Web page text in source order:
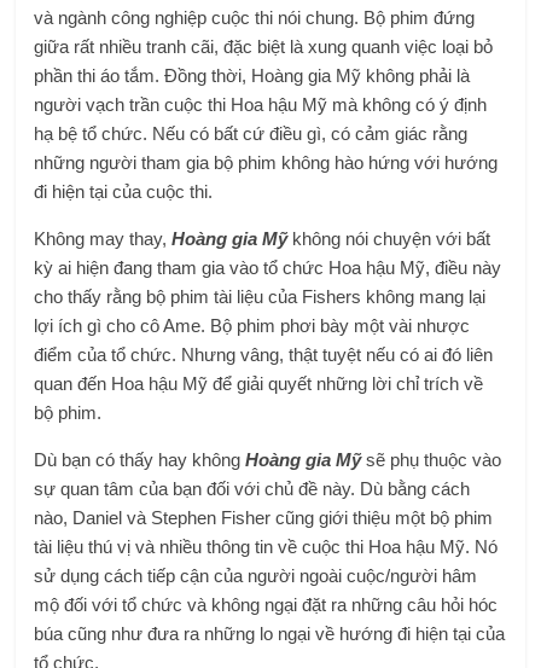
và ngành công nghiệp cuộc thi nói chung. Bộ phim đứng
giữa rất nhiều tranh cãi, đặc biệt là xung quanh việc loại bỏ
phần thi áo tắm. Đồng thời, Hoàng gia Mỹ không phải là
người vạch trần cuộc thi Hoa hậu Mỹ mà không có ý định
hạ bệ tổ chức. Nếu có bất cứ điều gì, có cảm giác rằng
những người tham gia bộ phim không hào hứng với hướng
đi hiện tại của cuộc thi.
Không may thay,Hoàng gia Mỹkhông nói chuyện với bất
kỳ ai hiện đang tham gia vào tổ chức Hoa hậu Mỹ, điều này
cho thấy rằng bộ phim tài liệu của Fishers không mang lại
lợi ích gì cho cô Ame. Bộ phim phơi bày một vài nhược
điểm của tổ chức. Nhưng vâng, thật tuyệt nếu có ai đó liên
quan đến Hoa hậu Mỹ để giải quyết những lời chỉ trích về
bộ phim.
Dù bạn có thấy hay khôngHoàng gia Mỹsẽ phụ thuộc vào
sự quan tâm của bạn đối với chủ đề này. Dù bằng cách
nào, Daniel và Stephen Fisher cũng giới thiệu một bộ phim
tài liệu thú vị và nhiều thông tin về cuộc thi Hoa hậu Mỹ. Nó
sử dụng cách tiếp cận của người ngoài cuộc/người hâm
mộ đối với tổ chức và không ngại đặt ra những câu hỏi hóc
búa cũng như đưa ra những lo ngại về hướng đi hiện tại của
tổ chức.